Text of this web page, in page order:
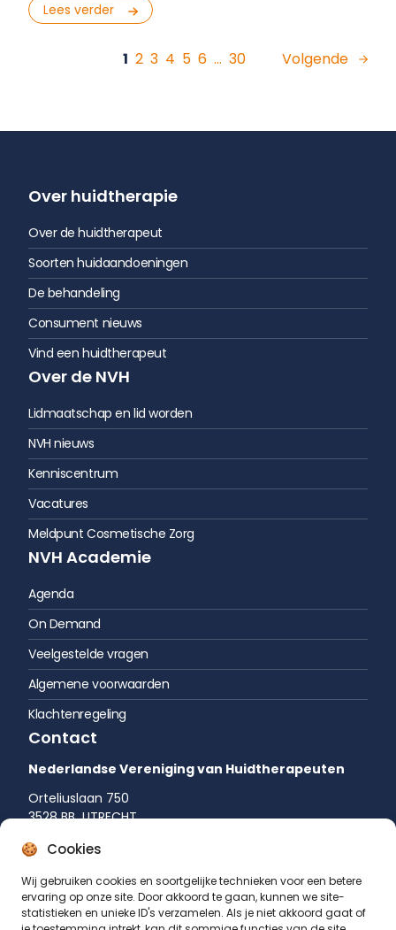
Cookies
Wij gebruiken cookies en soortgelijke technieken voor een betere
ervaring op onze site. Door akkoord te gaan, kunnen we site-
statistieken en unieke ID's verzamelen. Als je niet akkoord gaat of
Lees verder
1 2 3 4 5 6 … 30 Volgende
Over huidtherapie
Over de huidtherapeut
Soorten huidaandoeningen
De behandeling
Consument nieuws
Vind een huidtherapeut
Over de NVH
Lidmaatschap en lid worden
NVH nieuws
Kenniscentrum
Vacatures
Meldpunt Cosmetische Zorg
NVH Academie
Agenda
On Demand
Veelgestelde vragen
Algemene voorwaarden
Klachtenregeling
Contact
Nederlandse Vereniging van Huidtherapeuten
Orteliuslaan 750
3528 BB UTRECHT
035 542 75 52